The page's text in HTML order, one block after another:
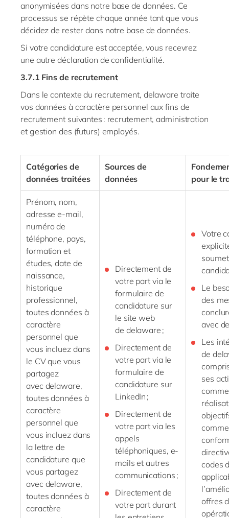
anonymisées dans notre base de données. Ce
processus se répète chaque année tant que vous
décidez de rester dans notre base de données.
Si votre candidature est acceptée, vous recevrez
une autre déclaration de confidentialité.
3.7.1 Fins de recrutement
Dans le contexte du recrutement, delaware traite
vos données à caractère personnel aux fins de
recrutement suivantes : recrutement, administration
et gestion des (futurs) employés.
Catégories de
données traitées
Sources de
données
pour le
Prénom, nom,
adresse e-mail,
numéro de
téléphone, pays,
formation et
études, date de
naissance,
historique
professionnel,
toutes données à
caractère
personnel que
vous incluez dans
le CV que vous
partagez
avec delaware,
toutes données à
caractère
personnel que
vous incluez dans
la lettre de
candidature que
vous partagez
avec delaware,
toutes données à
caractère
Directement de
votre part via le
formulaire de
candidature sur
le site web
de delaware ;
Directement de
votre part via le
formulaire de
candidature sur
LinkedIn ;
Directement de
votre part via les
appels
téléphoniques, e-
mails et autres
communications ;
Directement de
votre part durant
Votre
Le
des
avec
Les
de
ses
codes
offres